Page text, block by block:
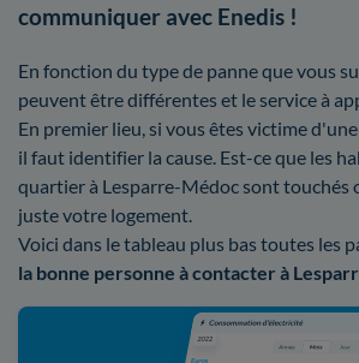
communiquer avec Enedis !
En fonction du type de panne que vous
peuvent être différentes et le service à
En premier lieu, si vous êtes victime
il faut identifier la cause. Est-ce que les
quartier à Lesparre-Médoc sont touchés
juste votre logement.
Voici dans le tableau plus bas toutes les
la bonne personne à contacter à